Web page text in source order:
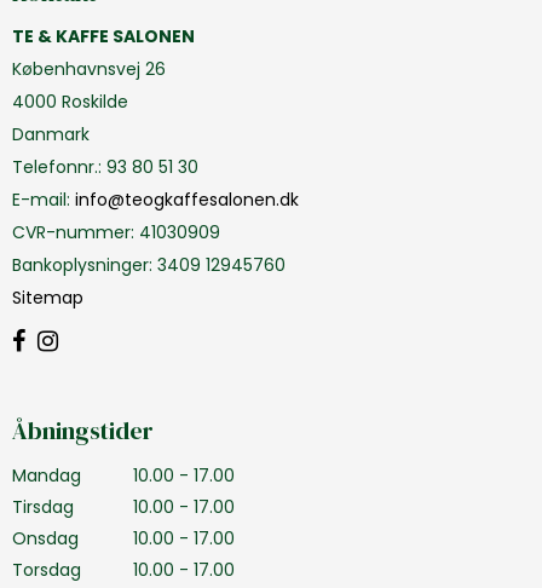
TE & KAFFE SALONEN
Københavnsvej 26
4000 Roskilde
Danmark
Telefonnr.: 93 80 51 30
E-mail: info@teogkaffesalonen.dk
CVR-nummer: 41030909
Bankoplysninger: 3409 12945760
Sitemap
Åbningstider
Mandag
10.00 - 17.00
Tirsdag
10.00 - 17.00
Onsdag
10.00 - 17.00
Torsdag
10.00 - 17.00